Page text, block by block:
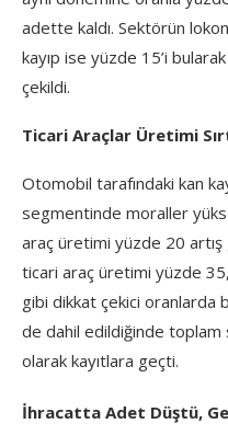
adette kaldı. Sektörün
kayıp ise yüzde 15’i
çekildi.
Ticari Araçlar Üretimi
Otomobil tarafındaki kan
segmentinde moraller
araç üretimi yüzde 20
ticari araç üretimi yüzde
gibi dikkat çekici
de dahil edildiğinde
olarak kayıtlara geçti.
İhracatta Adet Düştü,